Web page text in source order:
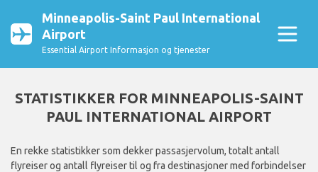
Minneapolis-Saint Paul International
Airport
Essential Airport Informasjon og tjenester
STATISTIKKER FOR MINNEAPOLIS-SAINT
PAUL INTERNATIONAL AIRPORT
En rekke statistikker som dekker passasjervolum, totalt antall
flyreiser og antall flyreiser til og fra destinasjoner med forbindelser